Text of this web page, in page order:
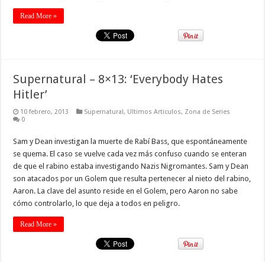
Read More »
Supernatural – 8×13: ‘Everybody Hates
Hitler’
10 febrero, 2013 Supernatural, Ultimos Articulos, Zona de Series
0
Sam y Dean investigan la muerte de Rabí Bass, que espontáneamente
se quema. El caso se vuelve cada vez más confuso cuando se enteran
de que el rabino estaba investigando Nazis Nigromantes. Sam y Dean
son atacados por un Golem que resulta pertenecer al nieto del rabino,
Aaron. La clave del asunto reside en el Golem, pero Aaron no sabe
cómo controlarlo, lo que deja a todos en peligro.
Read More »